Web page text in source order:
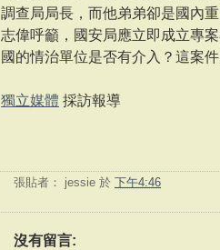
調查局局長，而他弟弟卻是國內
志偉呼籲，國安局應立即成立專
國的情治單位是否有介入？這案
獨立媒體 採訪報導
張貼者： jessie 於 下午4:46
沒有留言: